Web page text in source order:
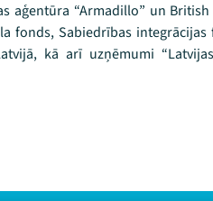
aģentūra “Armadillo” un
Sabiedrības integrācijas
kā arī uzņēmumi